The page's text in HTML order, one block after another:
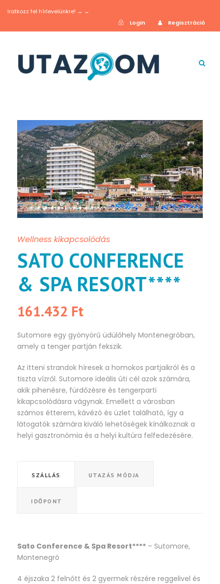
Iratkozz fel hírlevelünkre! → →
Login
Regisztráció
Wellness kikapcsolódás
SATO CONFERENCE
& SPA RESORT****
161.432 Ft
Sutomore egy gyönyörű üdülőhely Montenegróban,
amely a tenger partján fekszik.
Az itteni strandok híresek a homokos partjaikról és a
tiszta vízről. Sutomore ideális úti cél azok számára,
akik pihenésre, fürdőzésre és tengerparti
kikapcsolódásra vágynak. Emellett a városban
számos étterem, kávézó és üzlet található, így a
látogatók számára kiváló lehetőségek kínálkoznak a
helyi gasztronómia és a helyi kultúra felfedezésére.
SZÁLLÁS UTAZÁS MÓDJA
IDŐPONT
Sato Conference & Spa Resort**** – Sutomore,
Montenegró
4 éjszaka 2 felnőtt és 2 gyermek részére reggelivel és